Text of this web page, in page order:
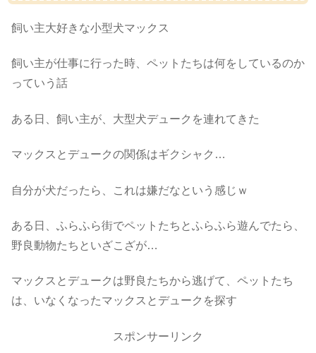
飼い主大好きな小型犬マックス
飼い主が仕事に行った時、ペットたちは何をしているのか
っていう話
ある日、飼い主が、大型犬デュークを連れてきた
マックスとデュークの関係はギクシャク…
自分が犬だったら、これは嫌だなという感じｗ
ある日、ふらふら街でペットたちとふらふら遊んでたら、
野良動物たちといざこざが…
マックスとデュークは野良たちから逃げて、ペットたち
は、いなくなったマックスとデュークを探す
スポンサーリンク